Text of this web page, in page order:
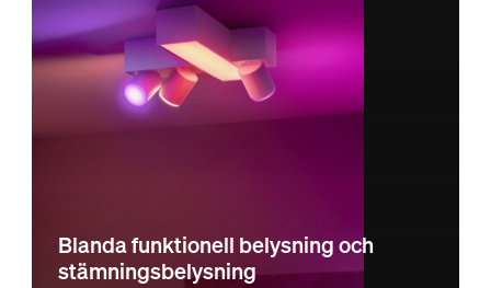
Blanda funktionell belysning och
stämningsbelysning